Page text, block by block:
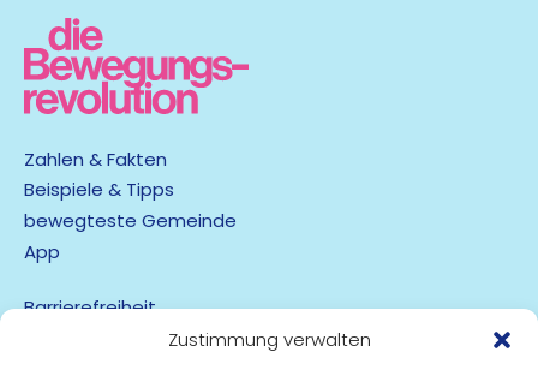
Zustimmung verwalten
Zahlen & Fakten
Beispiele & Tipps
bewegteste Gemeinde
App
Barrierefreiheit